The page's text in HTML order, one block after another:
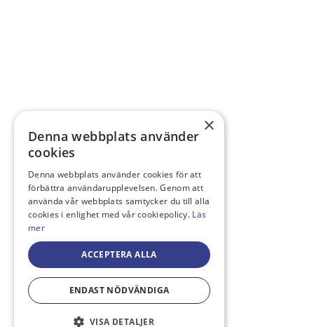
×
Denna webbplats använder
cookies
Denna webbplats använder cookies för att
förbättra användarupplevelsen. Genom att
använda vår webbplats samtycker du till alla
cookies i enlighet med vår cookiepolicy. Läs
mer
ACCEPTERA ALLA
ENDAST NÖDVÄNDIGA
VISA DETALJER